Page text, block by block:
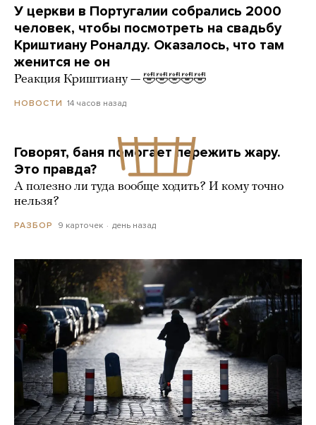
У церкви в Португалии собрались 2000
человек, чтобы посмотреть на свадьбу
Криштиану Роналду. Оказалось, что там
женится не он
Реакция Криштиану — 🤣🤣🤣🤣🤣
НОВОСТИ 14 часов назад
Говорят, баня помогает пережить жару.
Это правда?
А полезно ли туда вообще ходить? И кому точно
нельзя?
РАЗБОР 9 карточек день назад